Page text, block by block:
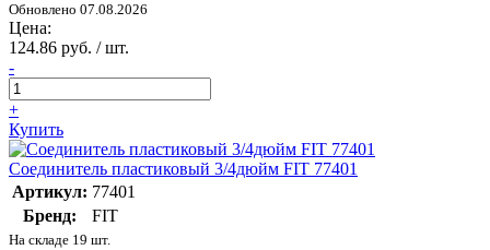
Обновлено 07.08.2026
Цена:
124.86 руб. / шт.
-
+
Купить
Соединитель пластиковый 3/4дюйм FIT 77401
Артикул: 77401
Бренд:
FIT
На складе 19 шт.